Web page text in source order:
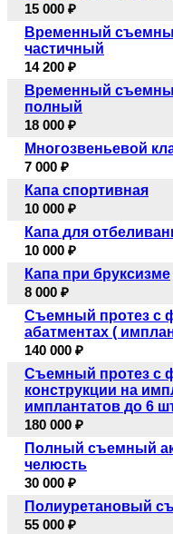
15 000 ₽
Временный
частичный
14 200 ₽
Временный
полный
18 000 ₽
Многозвеньевой
7 000 ₽
Капа спортивная
10 000 ₽
Капа для
10 000 ₽
Капа при бруксизме
8 000 ₽
Съемный протез с
абатментах (
140 000 ₽
Съемный протез с
конструкции на
имплантатов до 6
180 000 ₽
Полный съемный
челюсть
30 000 ₽
Полиуретановый
55 000 ₽